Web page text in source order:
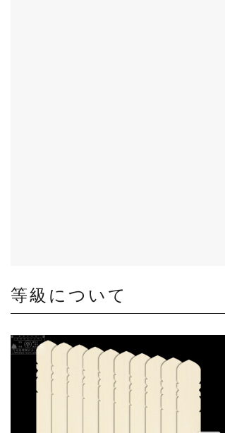
等級について